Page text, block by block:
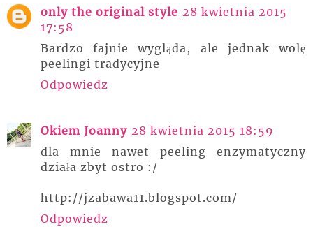
only the original style 28 kwietnia 2015
17:58
Bardzo fajnie wygląda, ale jednak wolę
peelingi tradycyjne
Odpowiedz
Okiem Joanny 28 kwietnia 2015 18:59
dla mnie nawet peeling enzymatyczny
działa zbyt ostro :/
http://jzabawa11.blogspot.com/
Odpowiedz